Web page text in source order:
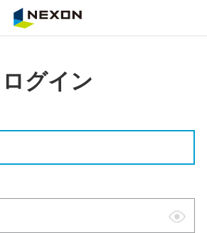
ログイン
表